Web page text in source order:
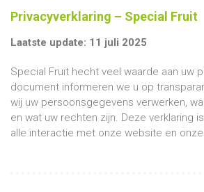
Privacyverklaring – Special Fruit
Laatste update: 11 juli 2025
Special Fruit hecht veel waarde aan uw
document informeren we u op
wij uw persoonsgegevens verwerken,
en wat uw rechten zijn. Deze verklaring
alle interactie met onze website en